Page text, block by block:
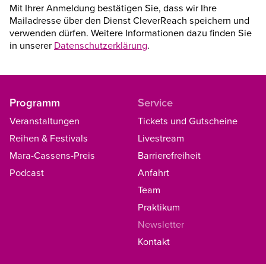
Mit Ihrer Anmeldung bestätigen Sie, dass wir Ihre
Mailadresse über den Dienst CleverReach speichern und
verwenden dürfen. Weitere Informationen dazu finden Sie
in unserer Datenschutzerklärung.
Programm
Veranstaltungen
Reihen & Festivals
Mara-Cassens-Preis
Podcast
Service
Tickets und Gutscheine
Livestream
Barrierefreiheit
Anfahrt
Team
Praktikum
Newsletter
Kontakt